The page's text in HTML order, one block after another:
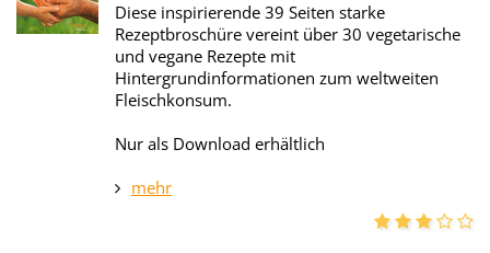
Diese inspirierende 39 Seiten starke
Rezeptbroschüre vereint über 30 vegetarische
und vegane Rezepte mit
Hintergrundinformationen zum weltweiten
Fleischkonsum.
Nur als Download erhältlich
mehr